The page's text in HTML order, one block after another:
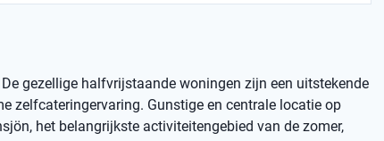
gezellige halfvrijstaande woningen zijn een uitstekende
zelfcateringervaring. Gunstige en centrale locatie op
het belangrijkste activiteitengebied van de zomer,